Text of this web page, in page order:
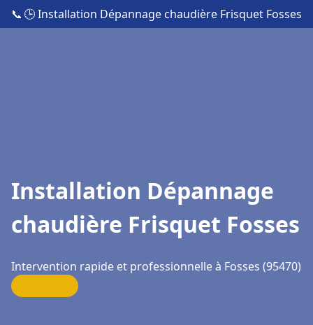
📞 🕒 Installation Dépannage chaudière Frisquet Fosses
Installation Dépannage
chaudière Frisquet Fosses
Intervention rapide et professionnelle à Fosses (95470)